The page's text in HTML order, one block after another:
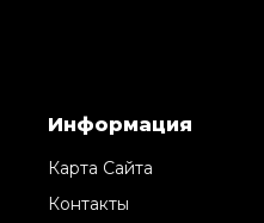
Информация
Карта Сайта
Контакты